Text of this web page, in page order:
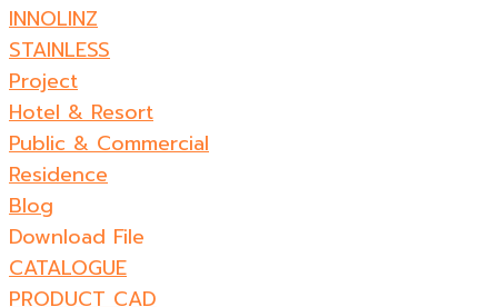
INNOLINZ
STAINLESS
Project
Hotel & Resort
Public & Commercial
Residence
Blog
Download File
CATALOGUE
PRODUCT CAD